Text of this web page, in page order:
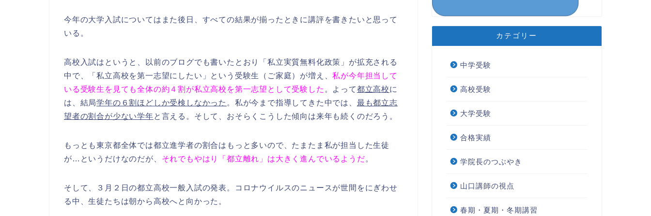
今年の大学入試についてはまた後日、すべての結果が揃ったときに講評を書きたいと思って
いる。
高校入試はというと、以前のブログでも書いたとおり「私立実質無料化政策」が拡充される
中で、「私立高校を第一志望にしたい」という受験生（ご家庭）が増え、私が今年担当して
いる受験生を見ても全体の約４割が私立高校を第一志望として受験した 。よって都立高校に
は、結局学年の６割ほどしか受検しなかった 。私が今まで指導してきた中では、 最も都立志
望者の割合が少ない学年と言える。そして、おそらくこうした傾向は来年も続くのだろう。
もっとも東京都全体では都立進学者の割合はもっと多いので、たまたま私が担当した生徒
が…というだけなのだが、 それでもやはり「都立離れ」は大きく進んでいるようだ。
そして、３月２日の都立高校一般入試の発表。コロナウイルスのニュースが世間をにぎわせ
る中、生徒たちは朝から高校へと向かった。
カテゴリー
中学受験
高校受験
大学受験
合格実績
学院長のつぶやき
山口講師の視点
春期・夏期・冬期講習